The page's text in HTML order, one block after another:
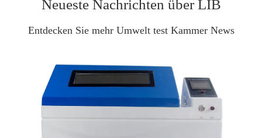
Neueste Nachrichten über LIB
Entdecken Sie mehr Umwelt test Kammer News